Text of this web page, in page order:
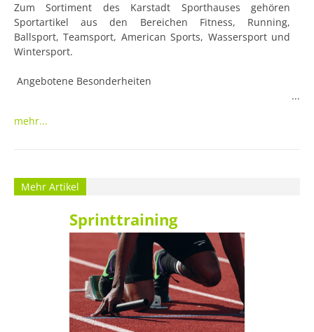
Zum Sortiment des Karstadt Sporthauses gehören
Sportartikel aus den Bereichen Fitness, Running,
Ballsport, Teamsport, American Sports, Wassersport und
Wintersport.
teilnehmen und eine Fußmessung vornehmen lassen.
lassen. Es gibt außerdem einen Verleih, Griffwechsel- und
Besaitungsservice von Schlägern für Badminton, Tennis
und Squash. Fitnessgeräte werden auf Wunsch nach
Hause geliefert und vor Ort aufgebaut. Außerdem ist eine
Ratenfinanzierung ab einem gewissen Einkaufswert und
Bonität vorausgesetzt möglich.
Nike, Puma, Adidas, Reebok,
mehr...
Mehr Artikel
Sprinttraining